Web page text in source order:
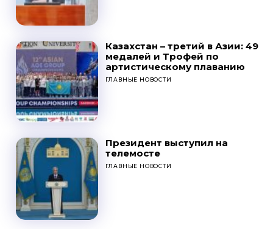
Казахстан – третий в Азии: 49
медалей и Трофей по
артистическому плаванию
ГЛАВНЫЕ НОВОСТИ
Президент выступил на
телемосте
ГЛАВНЫЕ НОВОСТИ